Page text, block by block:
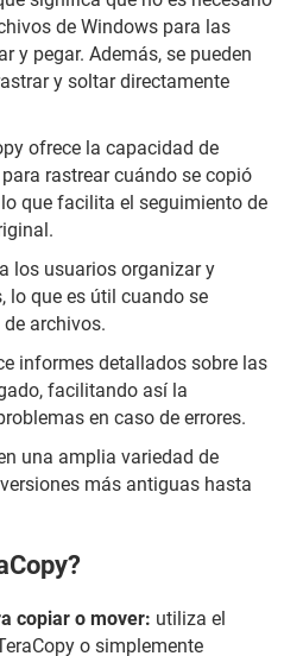
de Windows para las
y pegar. Además, se pueden
y soltar directamente
ofrece la capacidad de
rastrear cuándo se copió
que facilita el seguimiento de
los usuarios organizar y
lo que es útil cuando se
archivos.
informes detallados sobre las
facilitando así la
en caso de errores.
una amplia variedad de
más antiguas hasta
copiar o mover: utiliza el
o simplemente